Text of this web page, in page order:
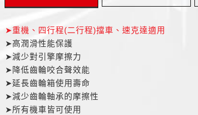
➤重機、四行程(二行程)擋車、速克達適用
➤高潤滑性能保護
➤減少對引擎摩擦力
➤降低齒輪咬合聲效能
➤延長齒輪箱使用壽命
➤減少齒輪軸承的摩擦性
➤所有機車皆可使用